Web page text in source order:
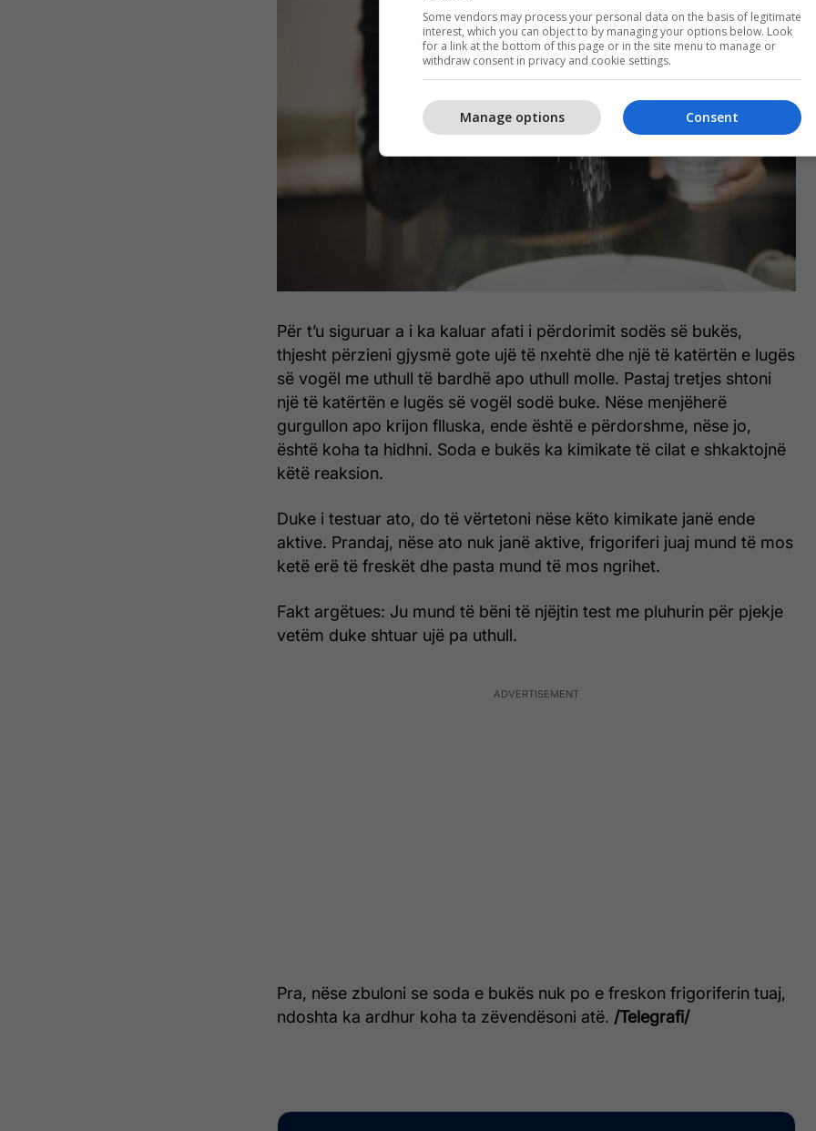
Për t’u siguruar a i ka kaluar afati i përdorimit sodës së bukës,
thjesht përzieni gjysmë gote ujë të nxehtë dhe një të katërtën e lugës
së vogël me uthull të bardhë apo uthull molle. Pastaj tretjes shtoni
një të katërtën e lugës së vogël sodë buke. Nëse menjëherë
gurgullon apo krijon flluska, ende është e përdorshme, nëse jo,
është koha ta hidhni. Soda e bukës ka kimikate të cilat e shkaktojnë
këtë reaksion.
Duke i testuar ato, do të vërtetoni nëse këto kimikate janë ende
aktive. Prandaj, nëse ato nuk janë aktive, frigoriferi juaj mund të mos
ketë erë të freskët dhe pasta mund të mos ngrihet.
Fakt argëtues: Ju mund të bëni të njëjtin test me pluhurin për pjekje
vetëm duke shtuar ujë pa uthull.
Pra, nëse zbuloni se soda e bukës nuk po e freskon frigoriferin tuaj,
ndoshta ka ardhur koha ta zëvendësoni atë. /Telegrafi/
Some vendors may process your personal data on the basis of legitimate
interest, which you can object to by managing your options below. Look
for a link at the bottom of this page or in the site menu to manage or
withdraw consent in privacy and cookie settings.
Consent
Manage options